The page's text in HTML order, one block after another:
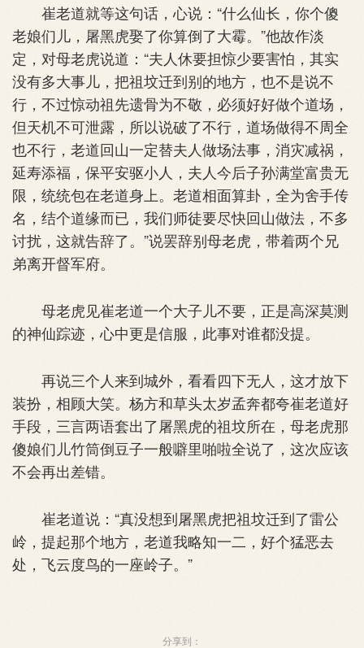
崔老道就等这句话，心说：“什么仙长，你个傻
老娘们儿，屠黑虎娶了你算倒了大霉。”他故作淡
定，对母老虎说道：“夫人休要担惊少要害怕，其实
没有多大事儿，把祖坟迁到别的地方，也不是说不
行，不过惊动祖先遗骨为不敬，必须好好做个道场，
但天机不可泄露，所以说破了不行，道场做得不周全
也不行，老道回山一定替夫人做场法事，消灾减祸，
延寿添福，保平安驱小人，夫人今后子孙满堂富贵无
限，统统包在老道身上。老道相面算卦，全为舍手传
名，结个道缘而已，我们师徒要尽快回山做法，不多
讨扰，这就告辞了。”说罢辞别母老虎，带着两个兄
弟离开督军府。
母老虎见崔老道一个大子儿不要，正是高深莫测
的神仙踪迹，心中更是信服，此事对谁都没提。
再说三个人来到城外，看看四下无人，这才放下
装扮，相顾大笑。杨方和草头太岁孟奔都夸崔老道好
手段，三言两语套出了屠黑虎的祖坟所在，母老虎那
傻娘们儿竹筒倒豆子一般噼里啪啦全说了，这次应该
不会再出差错。
崔老道说：“真没想到屠黑虎把祖坟迁到了雷公
岭，提起那个地方，老道我略知一二，好个猛恶去
处，飞云度鸟的一座岭子。”
分享到：